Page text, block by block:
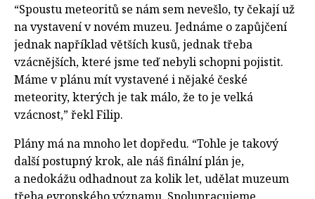
“Spoustu meteoritů se nám sem nevešlo, ty čekají už
na vystavení v novém muzeu. Jednáme o zapůjčení
jednak například větších kusů, jednak třeba
vzácnějších, které jsme teď nebyli schopni pojistit.
Máme v plánu mít vystavené i nějaké české
meteority, kterých je tak málo, že to je velká
vzácnost,” řekl Filip.
Plány má na mnoho let dopředu. “Tohle je takový
další postupný krok, ale náš finální plán je,
a nedokážu odhadnout za kolik let, udělat muzeum